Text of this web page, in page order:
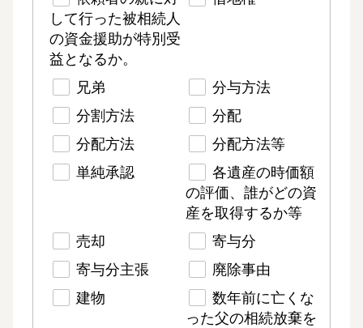
して行った被相続人
の資金援助が特別受
益となるか。
兄弟
分与方法
分割方法
分配
分配方法
分配方法等
単純承認
各遺産の時価額
の評価、誰がどの資
産を取得するか等
売却
寄与分
寄与分主張
廃除事由
建物
数年前に亡くな
った父の相続放棄を